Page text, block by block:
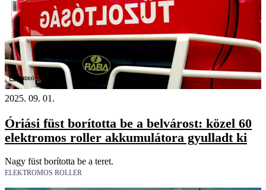
Videó
2025. 09. 01.
Óriási füst borította be a belvárost: közel 60
elektromos roller akkumulátora gyulladt ki
Nagy füst borította be a teret.
ELEKTROMOS ROLLER